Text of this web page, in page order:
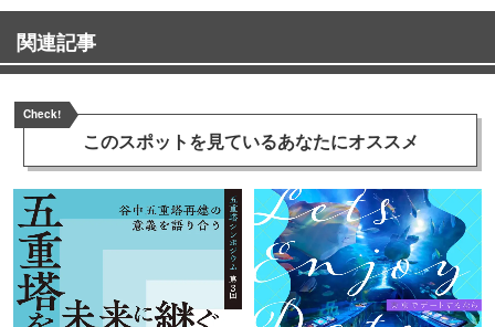
関連記事
Check!
このスポットを見ているあなたにオススメ